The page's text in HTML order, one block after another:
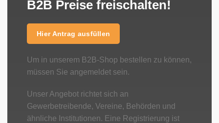
B2B Preise freischalten!
Hier Antrag ausfüllen
Um in unserem B2B-Shop bestellen zu können,
müssen Sie angemeldet sein.
Unser Angebot richtet sich an
Gewerbetreibende, Vereine, Behörden und
ähnliche Institutionen. Eine Registrierung ist